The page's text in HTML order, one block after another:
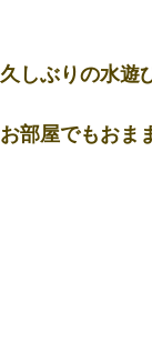
久しぶりの水遊
お部屋でもおま